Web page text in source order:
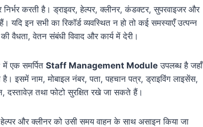
करती है। ड्राइवर, हेल्पर, क्लीनर, कंडक्टर, सुपरवाइजर और
इन सभी का रिकॉर्ड व्यवस्थित न हो तो कई समस्याएँ उत्पन्न
वेतन संबंधी विवाद और कार्य में देरी।
एक समर्पित Staff Management Module उपलब्ध है जहाँ
इसमें नाम, मोबाइल नंबर, पता, पहचान पत्र, ड्राइविंग लाइसेंस,
दस्तावेज़ तथा फोटो सुरक्षित रखे जा सकते हैं।
हेल्पर और क्लीनर को उसी समय वाहन के साथ असाइन किया जा